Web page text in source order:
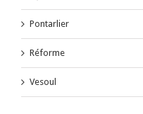
Pontarlier
Réforme
Vesoul